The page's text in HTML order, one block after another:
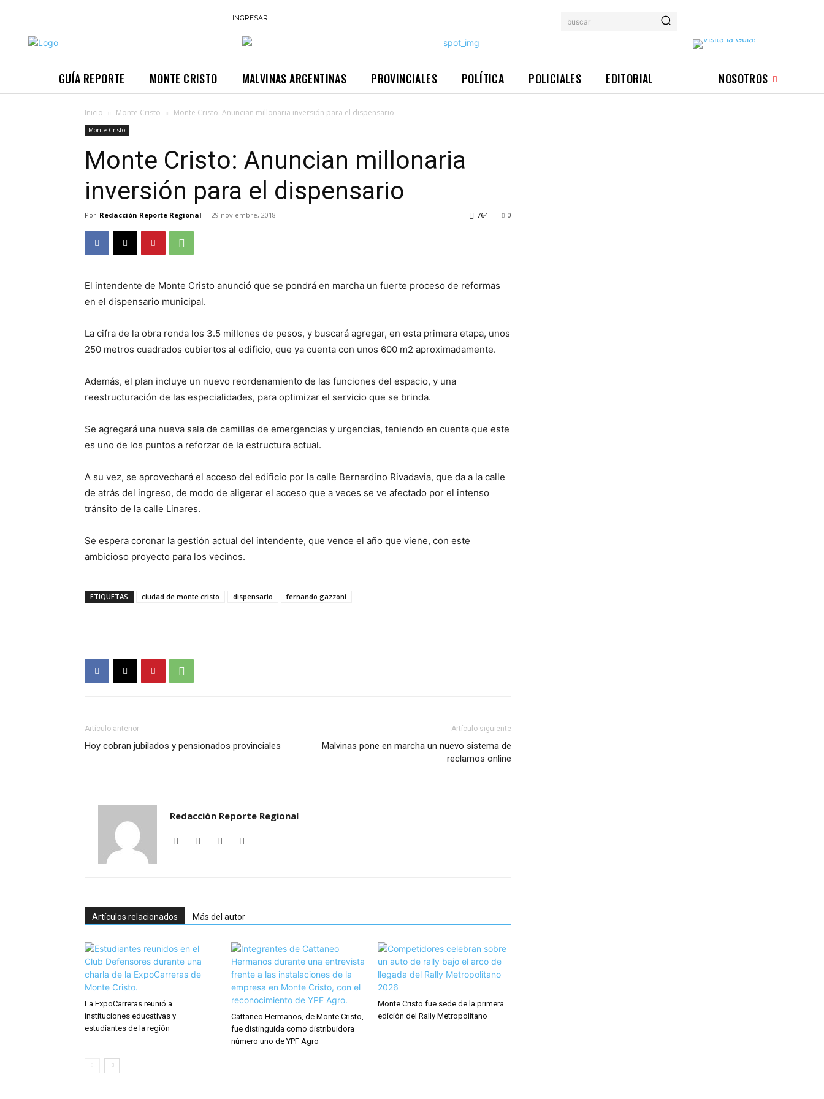
INGRESAR buscar
GUÍA REPORTE MONTE CRISTO MALVINAS ARGENTINAS PROVINCIALES POLÍTICA POLICIALES EDITORIAL NOSOTROS
Inicio Monte Cristo Monte Cristo: Anuncian millonaria inversión para el dispensario
Monte Cristo
Monte Cristo: Anuncian millonaria
inversión para el dispensario
Por Redacción Reporte Regional - 29 noviembre, 2018 0
764
El intendente de Monte Cristo anunció que se pondrá en marcha un fuerte proceso de reformas
en el dispensario municipal.
La cifra de la obra ronda los 3.5 millones de pesos, y buscará agregar, en esta primera etapa, unos
250 metros cuadrados cubiertos al edificio, que ya cuenta con unos 600 m2 aproximadamente.
Además, el plan incluye un nuevo reordenamiento de las funciones del espacio, y una
reestructuración de las especialidades, para optimizar el servicio que se brinda.
Se agregará una nueva sala de camillas de emergencias y urgencias, teniendo en cuenta que este
es uno de los puntos a reforzar de la estructura actual.
A su vez, se aprovechará el acceso del edificio por la calle Bernardino Rivadavia, que da a la calle
de atrás del ingreso, de modo de aligerar el acceso que a veces se ve afectado por el intenso
tránsito de la calle Linares.
Se espera coronar la gestión actual del intendente, que vence el año que viene, con este
ambicioso proyecto para los vecinos.
ETIQUETAS ciudad de monte cristo dispensario fernando gazzoni
Artículo anterior
Hoy cobran jubilados y pensionados provinciales
Artículo siguiente
Malvinas pone en marcha un nuevo sistema de
reclamos online
Redacción Reporte Regional
Artículos relacionados Más del autor
La ExpoCarreras reunió a
instituciones educativas y
estudiantes de la región
Cattaneo Hermanos, de Monte Cristo,
fue distinguida como distribuidora
número uno de YPF Agro
Monte Cristo fue sede de la primera
edición del Rally Metropolitano